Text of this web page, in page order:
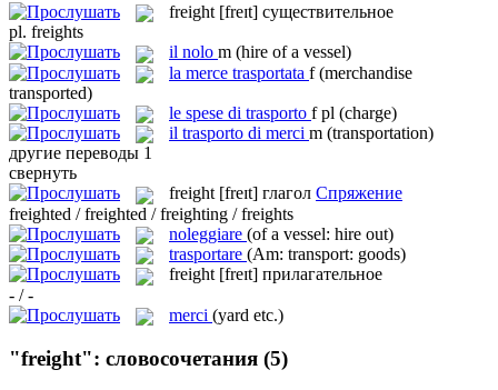
freight [freɪt] существительное
pl. freights
il nolo m (hire of a vessel)
la merce trasportata f (merchandise
transported)
le spese di trasporto f pl (charge)
il trasporto di merci m (transportation)
другие переводы 1
свернуть
freight [freɪt] глагол Спряжение
freighted / freighted / freighting / freights
noleggiare (of a vessel: hire out)
trasportare (Am: transport: goods)
freight [freɪt] прилагательное
- / -
merci (yard etc.)
"freight": словосочетания (5)